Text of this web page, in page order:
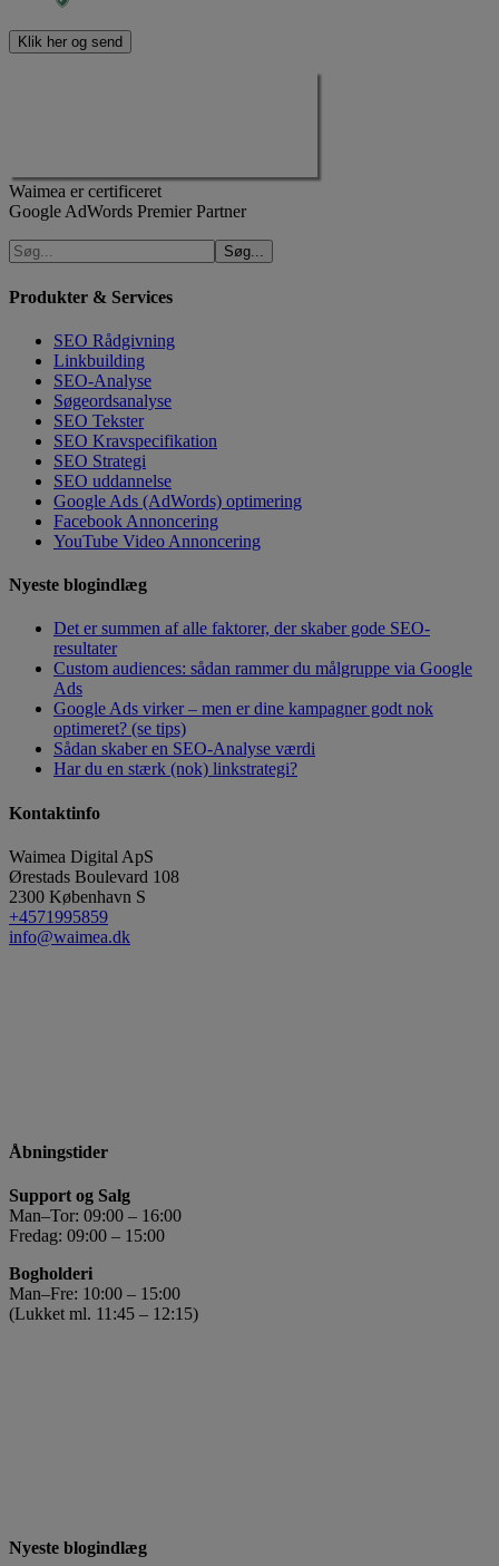
Waimea er certificeret
Google AdWords Premier Partner
Produkter & Services
SEO Rådgivning
Linkbuilding
SEO-Analyse
Søgeordsanalyse
SEO Tekster
SEO Kravspecifikation
SEO Strategi
SEO uddannelse
Google Ads (AdWords) optimering
Facebook Annoncering
YouTube Video Annoncering
Nyeste blogindlæg
Det er summen af alle faktorer, der skaber gode SEO-
resultater
Custom audiences: sådan rammer du målgruppe via Google
Ads
Google Ads virker – men er dine kampagner godt nok
optimeret? (se tips)
Sådan skaber en SEO-Analyse værdi
Har du en stærk (nok) linkstrategi?
Kontaktinfo
Waimea Digital ApS
Ørestads Boulevard 108
2300 København S
+4571995859
info@waimea.dk
Åbningstider
Support og Salg
Man–Tor: 09:00 – 16:00
Fredag: 09:00 – 15:00
Bogholderi
Man–Fre: 10:00 – 15:00
(Lukket ml. 11:45 – 12:15)
Nyeste blogindlæg